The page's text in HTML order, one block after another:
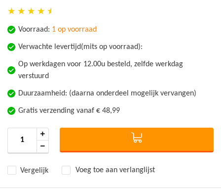
Voorraad: 1 op voorraad
Verwachte levertijd(mits op voorraad):
Op werkdagen voor 12.00u besteld, zelfde werkdag
verstuurd
Duurzaamheid: (daarna onderdeel mogelijk vervangen)
Gratis verzending vanaf € 48,99
Vergelijk Voeg toe aan verlanglijst